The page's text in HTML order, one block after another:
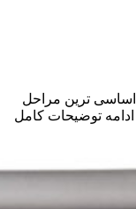
اساسی ترین مراحل
توضیحات کامل